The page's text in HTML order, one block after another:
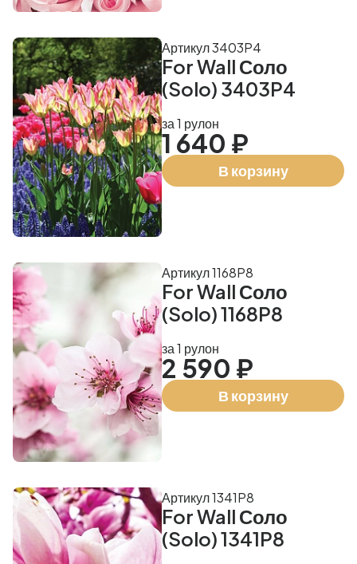
For Wall Соло
(Solo) 3403P4
Артикул 3403P4
за 1 рулон
1 640 ₽
В корзину
For Wall Соло
(Solo) 1168P8
Артикул 1168P8
за 1 рулон
2 590 ₽
В корзину
For Wall Соло
(Solo) 1341P8
Артикул 1341P8